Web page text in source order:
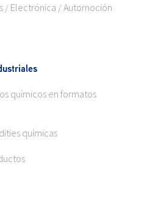
/ Electrónica / Automoción
químicos en formatos
químicas